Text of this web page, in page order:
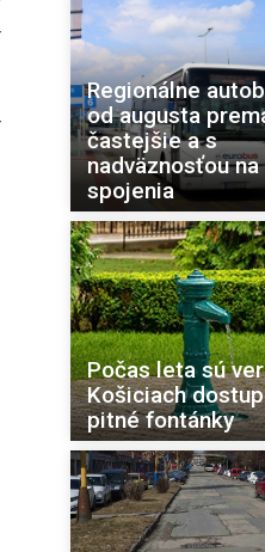
Regionálne
od augusta
častejšie a s
nadväznosťou
spojenia
Počas leta sú
Košiciach
pitné fontánky